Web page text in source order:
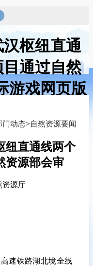
枢纽直通
通过自然
游戏网页版
门动态>自然资源要闻
纽直通线两个
资源部会审
资源厅
速铁路湖北境全线